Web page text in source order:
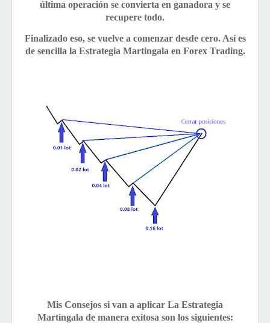
última operación se convierta en ganadora y se
recupere todo.
Finalizado eso, se vuelve a comenzar desde cero. Así es
de sencilla la Estrategia Martingala en Forex Trading.
Mis Consejos si van a aplicar La Estrategia
Martingala de manera exitosa son los siguientes: